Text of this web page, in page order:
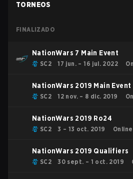
TORNEOS
FINALIZADO
NationWars 7 Main Event
SC2 17 jun. – 16 jul. 2022
NationWars 2019 Main Event
SC2 12 nov. – 8 dic. 2019
NationWars 2019 Ro24
SC2 3 – 13 oct. 2019 Online
NationWars 2019 Qualifiers
SC2 30 sept. – 1 oct. 2019